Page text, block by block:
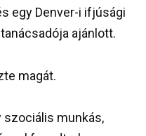
egy Denver-i ifjúsági
ajánlott.
magát.
szociális munkás,